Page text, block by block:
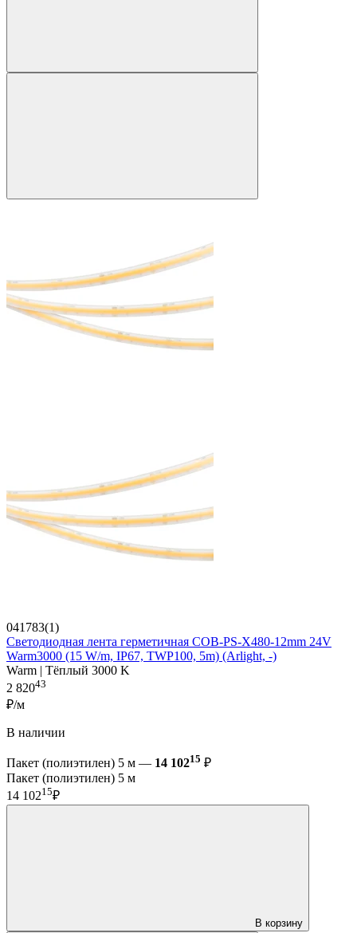
041783(1)
Светодиодная лента герметичная COB-PS-X480-12mm 24V
Warm3000 (15 W/m, IP67, TWP100, 5m) (Arlight, -)
Warm | Тёплый 3000 K
2 82043
₽/м
В наличии
Пакет (полиэтилен) 5 м — 14 10215 ₽
Пакет (полиэтилен) 5 м
14 10215₽
В корзину